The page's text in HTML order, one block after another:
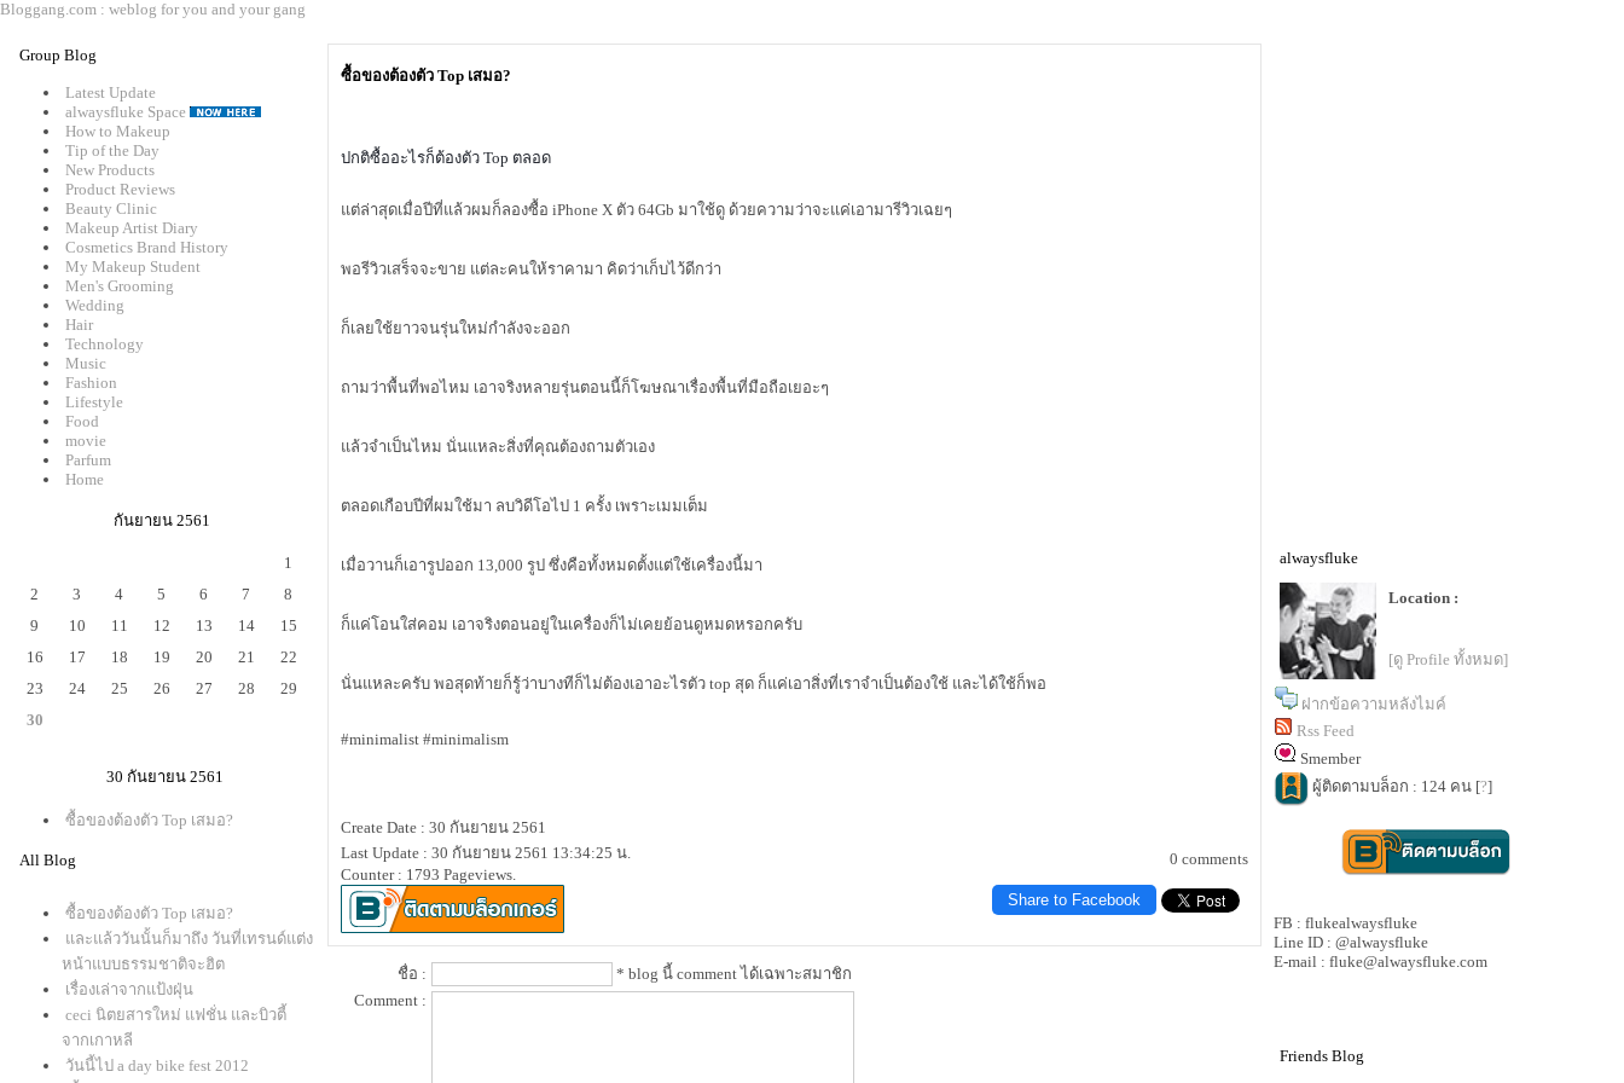
Bloggang.com : weblog for you and your gang
Group Blog
Latest Update
alwaysfluke Space
How to Makeup
Tip of the Day
New Products
Product Reviews
Beauty Clinic
Makeup Artist Diary
Cosmetics Brand History
My Makeup Student
Men's Grooming
Wedding
Hair
Technology
Music
Fashion
Lifestyle
Food
movie
Parfum
Home
กันยายน 2561
1
2
3 4 5 6 7
8
9
10 11 12 13 14
15
16
17 18 19 20 21
22
23
24 25 26 27 28
29
30
30 กันยายน 2561
ซื้อของต้องตัว Top เสมอ?
All Blog
ซื้อของต้องตัว Top เสมอ?
ละแล้ววันนั้นก็มาถึง วันที่เทรนด์แต่ง
หน้าแบบธรรมชาติจะฮิต
เรื่องเล่าจากแป้งฝุ่น
ceci นิตยสารใหม่ แฟชั่น และบิวตี้
จากเกาหลี
วันนี้ไป a day bike fest 2012
ซื้อของต้องตัว Top เสมอ?
ปกติซื้ออะไรก็ต้องตัว Top ตลอด
ต่ล่าสุดเมื่อปีที่แล้วผมก็ลองซื้อ iPhone X ตัว 64Gb มาใช้ดู ด้วยความว่าจะแค่เอามารีวิวเฉยๆ
พอรีวิวเสร็จจะขาย แต่ละคนให้ราคามา คิดว่าเก็บไว้ดีกว่า
ก็เลยใช้ยาวจนรุ่นใหม่กำลังจะออก
ถามว่าพื้นที่พอไหม เอาจริงหลายรุ่นตอนนี้ก็โฆษณาเรื่องพื้นที่มือถือเยอะๆ
ล้วจำเป็นไหม นั่นแหละสิ่งที่คุณต้องถามตัวเอง
ตลอดเกือบปีที่ผมใช้มา ลบวิดีโอไป 1 ครั้ง เพราะเมมเต็ม
เมื่อวานก็เอารูปออก 13,000 รูป ซึ่งคือทั้งหมดตั้งแต่ใช้เครื่องนี้มา
ก็แค่โอนใส่คอม เอาจริงตอนอยู่ในเครื่องก็ไม่เคยย้อนดูหมดหรอกครับ
นั่นแหละครับ พอสุดท้ายก็รู้ว่าบางทีก็ไม่ต้องเอาอะไรตัว top สุด ก็แค่เอาสิ่งที่เราจำเป็นต้องใช้ และได้ใช้ก็พอ
#minimalist #minimalism
Create Date : 30 กันยายน 2561
Last Update : 30 กันยายน 2561 13:34:25 น.
Counter : 1793 Pageviews.
0 comments
Share to Facebook
ชื่อ :
* blog นี้ comment ได้เฉพาะสมาชิก
Comment :
alwaysfluke
Location :
[ดู Profile ทั้งหมด]
ฝากข้อความหลังไมค์
Rss Feed
Smember
ผู้ติดตามบล็อก : 124 คน [?]
FB : flukealwaysfluke
Line ID : @alwaysfluke
E-mail : fluke@alwaysfluke.com
Friends Blog